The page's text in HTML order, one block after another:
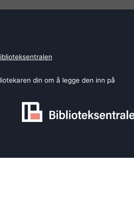
din om å legge den inn på